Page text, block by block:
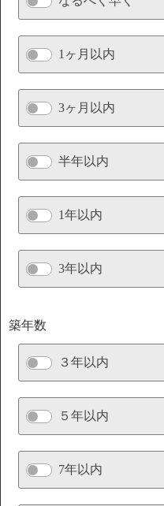
1ヶ月以内
3ヶ月以内
半年以内
1年以内
3年以内
築年数
３年以内
５年以内
7年以内